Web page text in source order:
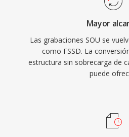
Mayor
Las grabaciones SOU se
como FSSD. La
estructura sin sobrecarga de
puede